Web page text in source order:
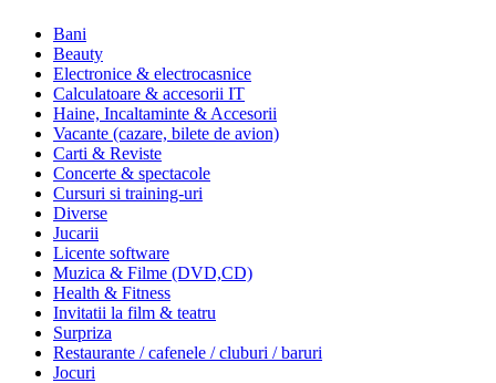
Bani
Beauty
Electronice & electrocasnice
Calculatoare & accesorii IT
Haine, Incaltaminte & Accesorii
Vacante (cazare, bilete de avion)
Carti & Reviste
Concerte & spectacole
Cursuri si training-uri
Diverse
Jucarii
Licente software
Muzica & Filme (DVD,CD)
Health & Fitness
Invitatii la film & teatru
Surpriza
Restaurante / cafenele / cluburi / baruri
Jocuri